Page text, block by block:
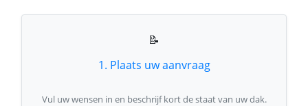
📝
1. Plaats uw aanvraag
Vul uw wensen in en beschrijf kort de staat van uw dak.